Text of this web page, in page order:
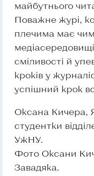
майбутнього
Поважне журі,
плечима має
сміливості й
кроків у
успішний крок
Оксана Кичера,
студентки
УжНУ.
Фото Оксани
Завадяка.